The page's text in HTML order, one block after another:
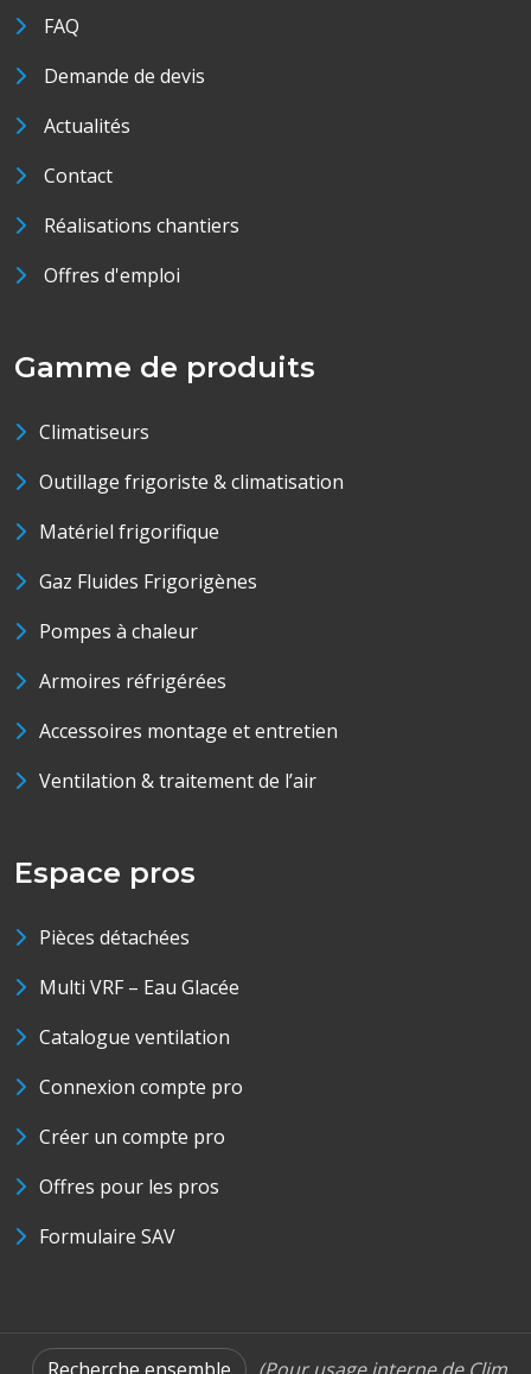
FAQ
Demande de devis
Actualités
Contact
Réalisations chantiers
Offres d'emploi
Gamme de produits
Climatiseurs
Outillage frigoriste & climatisation
Matériel frigorifique
Gaz Fluides Frigorigènes
Pompes à chaleur
Armoires réfrigérées
Accessoires montage et entretien
Ventilation & traitement de l’air
Espace pros
Pièces détachées
Multi VRF – Eau Glacée
Catalogue ventilation
Connexion compte pro
Créer un compte pro
Offres pour les pros
Formulaire SAV